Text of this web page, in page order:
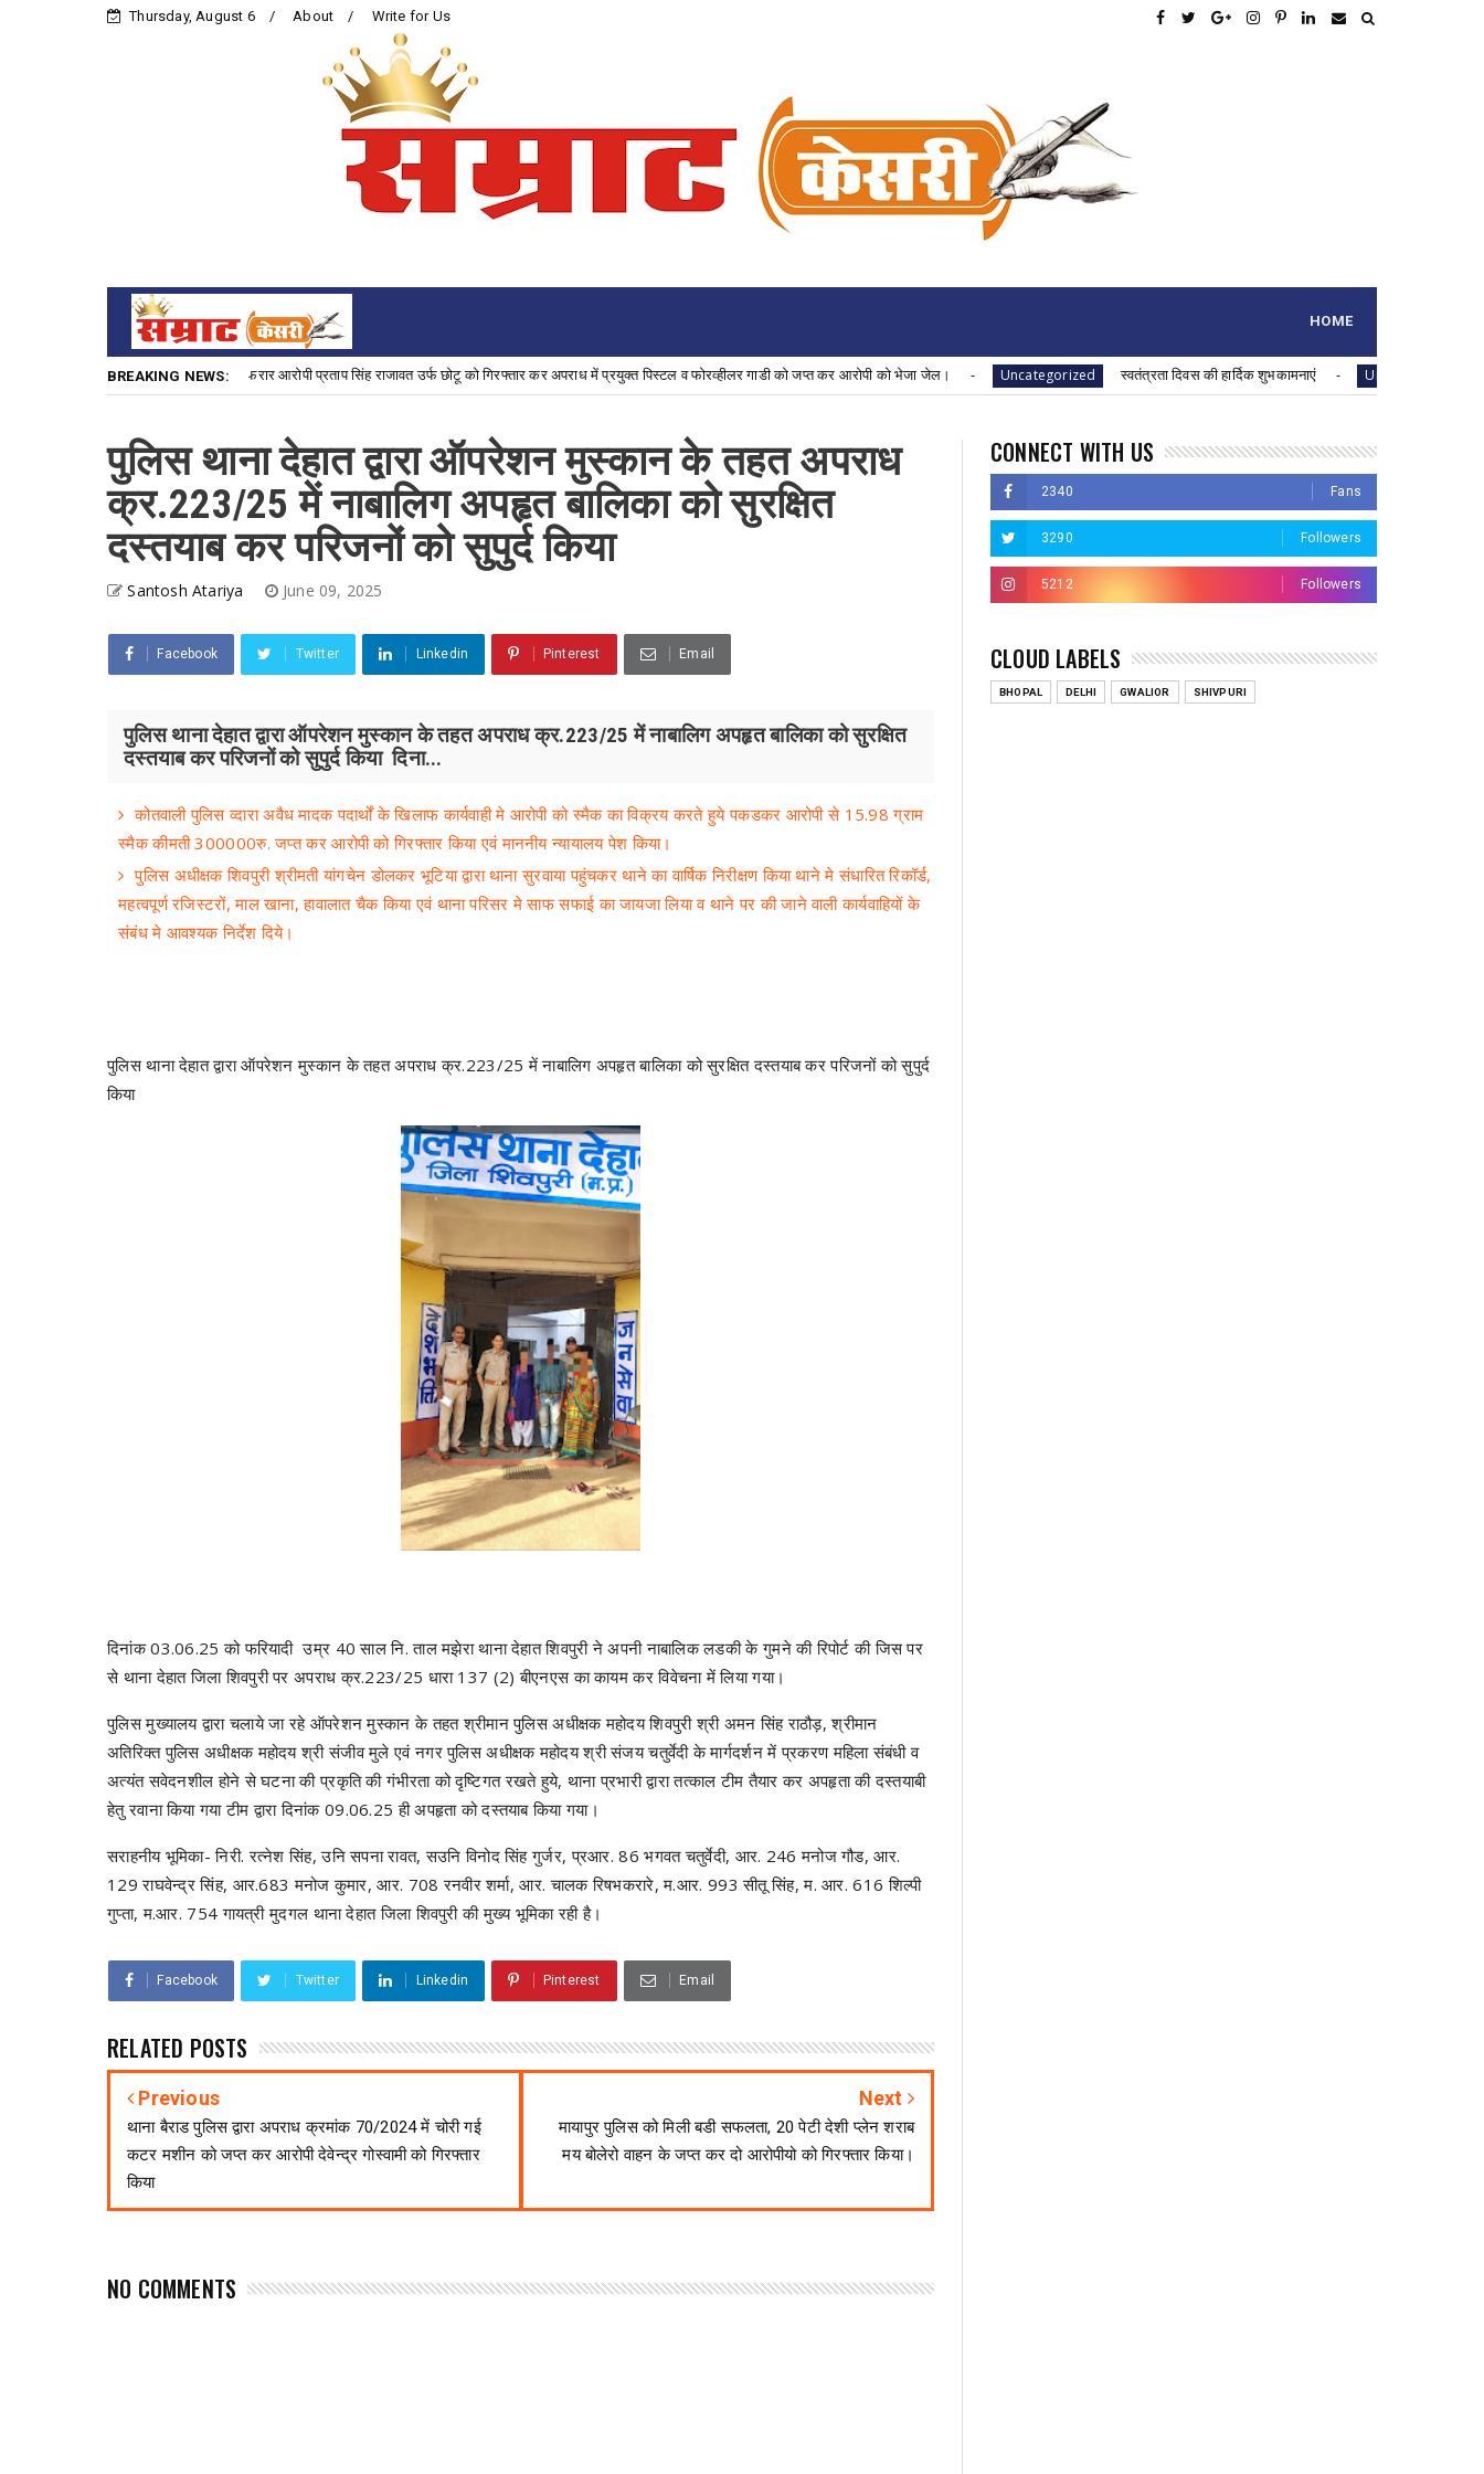
Thursday, August 6 About Write for Us
HOME
BREAKING NEWS:
के प्रयास के 3,000 रु. के इनामी फरार आरोपी प्रताप सिंह राजावत उर्फ छोटू को गिरफ्तार कर अपराध में प्रयुक्त पिस्टल व फोरव्हीलर गाडी को जप्त कर आरोपी को भेजा जेल। Uncategorized स्वतंत्रता दिवस की हार्दिक शुभकामनाएं Uncategorized
पुलिस थाना देहात द्वारा ऑपरेशन मुस्कान के तहत अपराध
क्र.223/25 में नाबालिग अपहृत बालिका को सुरक्षित
दस्तयाब कर परिजनों को सुपुर्द किया
Santosh Atariya June 09, 2025
Facebook Twitter Linkedin Pinterest Email
पुलिस थाना देहात द्वारा ऑपरेशन मुस्कान के तहत अपराध क्र.223/25 में नाबालिग अपहृत बालिका को सुरक्षित
दस्तयाब कर परिजनों को सुपुर्द किया दिना...
कोतवाली पुलिस व्दारा अवैध मादक पदार्थों के खिलाफ कार्यवाही मे आरोपी को स्मैक का विक्रय करते हुये पकडकर आरोपी से 15.98 ग्राम
स्मैक कीमती 300000रु. जप्त कर आरोपी को गिरफ्तार किया एवं माननीय न्यायालय पेश किया।
पुलिस अधीक्षक शिवपुरी श्रीमती यांगचेन डोलकर भूटिया द्वारा थाना सुरवाया पहुंचकर थाने का वार्षिक निरीक्षण किया थाने मे संधारित रिकॉर्ड,
महत्वपूर्ण रजिस्टरों, माल खाना, हावालात चैक किया एवं थाना परिसर मे साफ सफाई का जायजा लिया व थाने पर की जाने वाली कार्यवाहियों के
संबंध मे आवश्यक निर्देश दिये।
पुलिस थाना देहात द्वारा ऑपरेशन मुस्कान के तहत अपराध क्र.223/25 में नाबालिग अपहृत बालिका को सुरक्षित दस्तयाब कर परिजनों को सुपुर्द
किया
दिनांक 03.06.25 को फरियादी उम्र 40 साल नि. ताल मझेरा थाना देहात शिवपुरी ने अपनी नाबालिक लडकी के गुमने की रिपोर्ट की जिस पर
से थाना देहात जिला शिवपुरी पर अपराध क्र.223/25 धारा 137 (2) बीएनएस का कायम कर विवेचना में लिया गया।
पुलिस मुख्यालय द्वारा चलाये जा रहे ऑपरेशन मुस्कान के तहत श्रीमान पुलिस अधीक्षक महोदय शिवपुरी श्री अमन सिंह राठौड़, श्रीमान
अतिरिक्त पुलिस अधीक्षक महोदय श्री संजीव मुले एवं नगर पुलिस अधीक्षक महोदय श्री संजय चतुर्वेदी के मार्गदर्शन में प्रकरण महिला संबंधी व
अत्यंत सवेदनशील होने से घटना की प्रकृति की गंभीरता को दृष्टिगत रखते हुये, थाना प्रभारी द्वारा तत्काल टीम तैयार कर अपहृता की दस्तयाबी
हेतु रवाना किया गया टीम द्वारा दिनांक 09.06.25 ही अपहृता को दस्तयाब किया गया।
सराहनीय भूमिका- निरी. रत्नेश सिंह, उनि सपना रावत, सउनि विनोद सिंह गुर्जर, प्रआर. 86 भगवत चतुर्वेदी, आर. 246 मनोज गौड, आर.
129 राघवेन्द्र सिंह, आर.683 मनोज कुमार, आर. 708 रनवीर शर्मा, आर. चालक रिषभकरारे, म.आर. 993 सीतू सिंह, म. आर. 616 शिल्पी
गुप्ता, म.आर. 754 गायत्री मुदगल थाना देहात जिला शिवपुरी की मुख्य भूमिका रही है।
Facebook Twitter Linkedin Pinterest Email
RELATED POSTS
Previous
थाना बैराड पुलिस द्वारा अपराध क्रमांक 70/2024 में चोरी गई
कटर मशीन को जप्त कर आरोपी देवेन्द्र गोस्वामी को गिरफ्तार
किया
Next
मायापुर पुलिस को मिली बडी सफलता, 20 पेटी देशी प्लेन शराब
मय बोलेरो वाहन के जप्त कर दो आरोपीयो को गिरफ्तार किया।
NO COMMENTS
CONNECT WITH US
2340 Fans
3290 Followers
5212 Followers
CLOUD LABELS
BHOPAL DELHI GWALIOR SHIVPURI